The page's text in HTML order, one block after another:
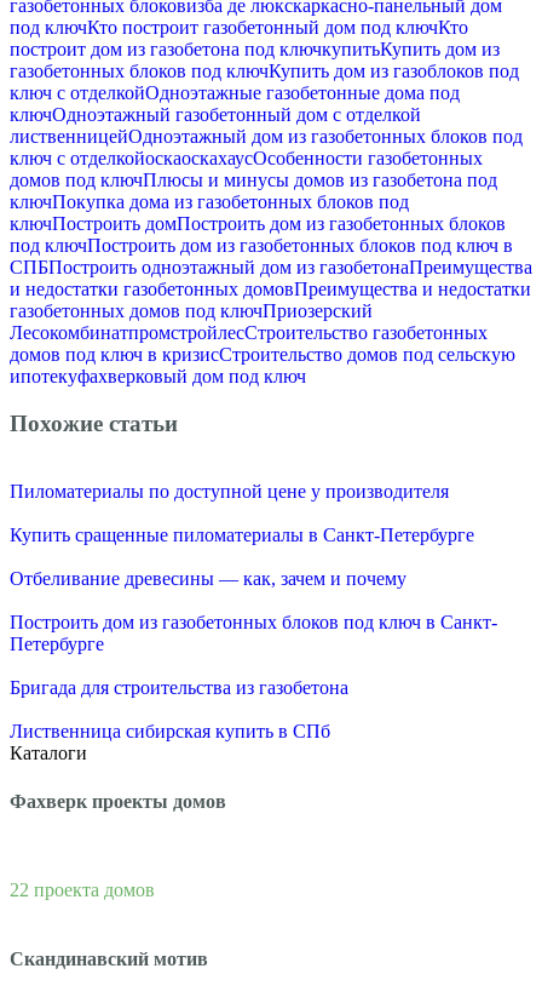
газобетонных блоковизба де люкскаркасно-панельный дом
под ключКто построит газобетонный дом под ключКто
построит дом из газобетона под ключкупитьКупить дом из
газобетонных блоков под ключКупить дом из газоблоков под
ключ с отделкойОдноэтажные газобетонные дома под
ключОдноэтажный газобетонный дом с отделкой
лиственницейОдноэтажный дом из газобетонных блоков под
ключ с отделкойоскаоскахаусОсобенности газобетонных
домов под ключПлюсы и минусы домов из газобетона под
ключПокупка дома из газобетонных блоков под
ключПостроить домПостроить дом из газобетонных блоков
под ключПостроить дом из газобетонных блоков под ключ в
СПБПостроить одноэтажный дом из газобетонаПреимущества
и недостатки газобетонных домовПреимущества и недостатки
газобетонных домов под ключПриозерский
ЛесокомбинатпромстройлесСтроительство газобетонных
домов под ключ в кризисСтроительство домов под сельскую
ипотекуфахверковый дом под ключ
Похожие статьи
Пиломатериалы по доступной цене у производителя
Купить сращенные пиломатериалы в Санкт-Петербурге
Отбеливание древесины — как, зачем и почему
Построить дом из газобетонных блоков под ключ в Санкт-
Петербурге
Бригада для строительства из газобетона
Лиственница сибирская купить в СПб
Каталоги
Фахверк проекты домов
22 проекта домов
Скандинавский мотив